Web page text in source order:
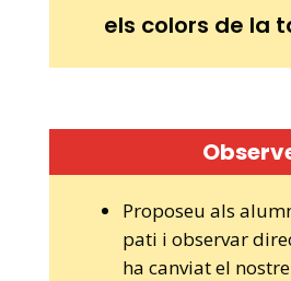
els colors de la
Proposeu als
pati i observar
ha canviat el